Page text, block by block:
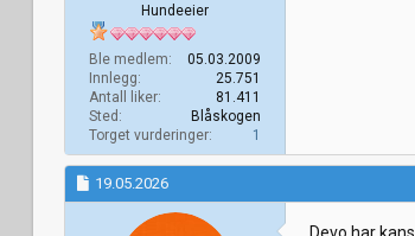
Hundeeier
Ble medlem
05.03.2009
Innlegg
25.751
Antall liker
81.411
Sted
Blåskogen
Torget vurderinger
1
19.05.2026
Devo har